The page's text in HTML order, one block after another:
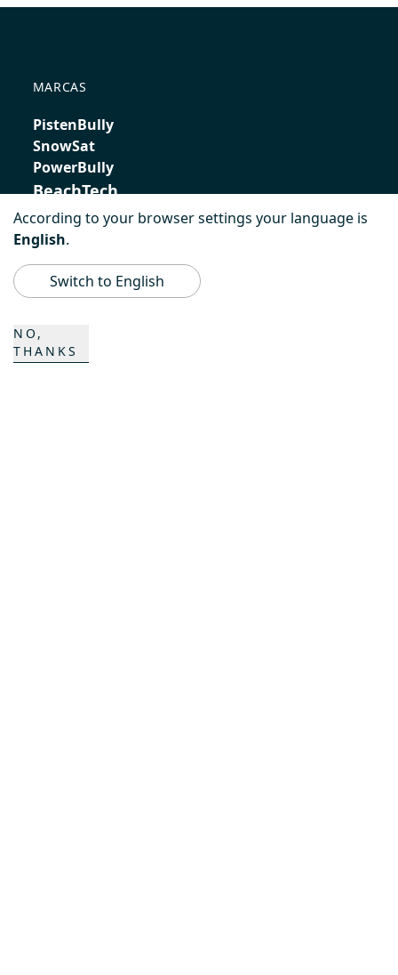
MARCAS
PistenBully
SnowSat
PowerBully
BeachTech
ProAcademy
CONTACTO
According to your browser settings your language is
English.
NO,
THANKS
Switch to English